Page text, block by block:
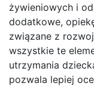
żywieniowych i
dodatkowe,
związane z
wszystkie te
utrzymania
pozwala lepiej